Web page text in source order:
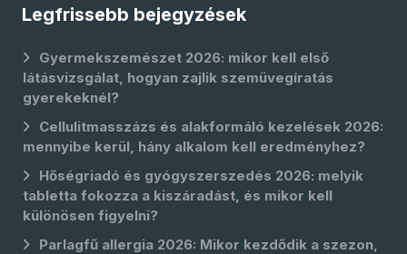
Legfrissebb bejegyzések
Gyermekszemészet 2026: mikor kell első
látásvizsgálat, hogyan zajlik szemüvegíratás
gyerekeknél?
Cellulitmasszázs és alakformáló kezelések 2026:
mennyibe kerül, hány alkalom kell eredményhez?
Hőségriadó és gyógyszerszedés 2026: melyik
tabletta fokozza a kiszáradást, és mikor kell
különösen figyelni?
Parlagfű allergia 2026: Mikor kezdődik a szezon,